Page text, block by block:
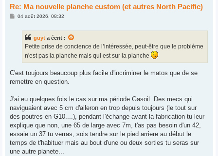
Re: Ma nouvelle planche custom (et autres North Pacific)
M04 août 2026, 08:32
guyt a écrit :
Petite prise de concience de l’intéressée, peut-être que le problème
n'est pas la planche mais qui est sur la planche
C'est toujours beaucoup plus facile d'incriminer le matos que de se
remettre en question.
J'ai eu quelques fois le cas sur ma période Gasoil. Des mecs qui
naviguaient avec 5 cm d'aileron en trop depuis toujours (le tout sur
des poutres en G10....), pendant l'échange avant la fabrication tu leur
explique que non, une 65 de large avec 7m, t'as pas besoin d'un 42,
essaie un 37 tu verras, sois tendre sur le pied arriere au début le
temps de t'habituer mais au bout d'une ou deux sorties tu seras sur
une autre planete...